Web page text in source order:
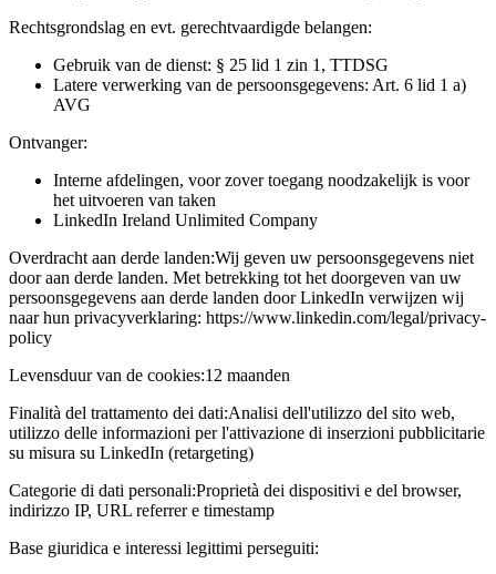
Rechtsgrondslag en evt. gerechtvaardigde belangen:
Gebruik van de dienst: § 25 lid 1 zin 1, TTDSG
Latere verwerking van de persoonsgegevens: Art. 6 lid 1 a)
AVG
Ontvanger:
Interne afdelingen, voor zover toegang noodzakelijk is voor
het uitvoeren van taken
LinkedIn Ireland Unlimited Company
Overdracht aan derde landen:Wij geven uw persoonsgegevens niet
door aan derde landen. Met betrekking tot het doorgeven van uw
persoonsgegevens aan derde landen door LinkedIn verwijzen wij
naar hun privacyverklaring: https://www.linkedin.com/legal/privacy-
policy
Levensduur van de cookies:12 maanden
Finalità del trattamento dei dati:Analisi dell'utilizzo del sito web,
utilizzo delle informazioni per l'attivazione di inserzioni pubblicitarie
su misura su LinkedIn (retargeting)
Categorie di dati personali:Proprietà dei dispositivi e del browser,
indirizzo IP, URL referrer e timestamp
Base giuridica e interessi legittimi perseguiti: